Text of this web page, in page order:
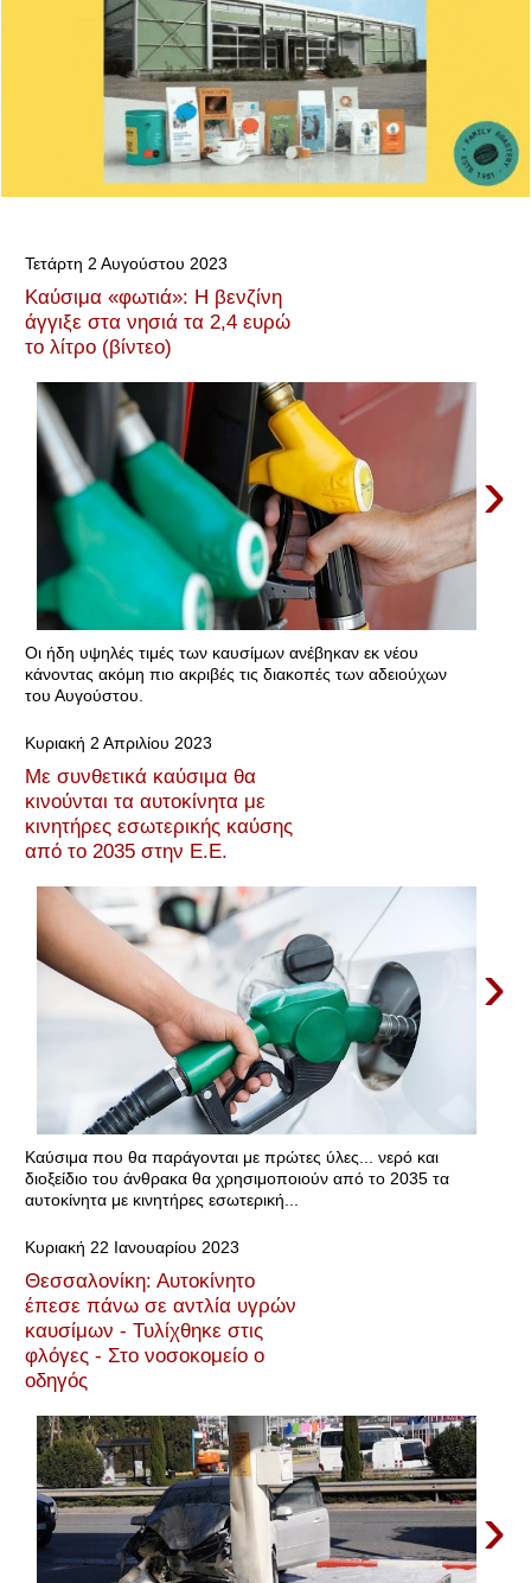
Τετάρτη 2 Αυγούστου 2023
Καύσιμα «φωτιά»: Η βενζίνη
άγγιξε στα νησιά τα 2,4 ευρώ
το λίτρο (βίντεο)
›
Οι ήδη υψηλές τιμές των καυσίμων ανέβηκαν εκ νέου
κάνοντας ακόμη πιο ακριβές τις διακοπές των αδειούχων
του Αυγούστου.
Κυριακή 2 Απριλίου 2023
Με συνθετικά καύσιμα θα
κινούνται τα αυτοκίνητα με
κινητήρες εσωτερικής καύσης
από το 2035 στην Ε.Ε.
›
Καύσιμα που θα παράγονται με πρώτες ύλες... νερό και
διοξείδιο του άνθρακα θα χρησιμοποιούν από το 2035 τα
αυτοκίνητα με κινητήρες εσωτερική...
Κυριακή 22 Ιανουαρίου 2023
Θεσσαλονίκη: Αυτοκίνητο
έπεσε πάνω σε αντλία υγρών
καυσίμων - Τυλίχθηκε στις
φλόγες - Στο νοσοκομείο ο
οδηγός
›